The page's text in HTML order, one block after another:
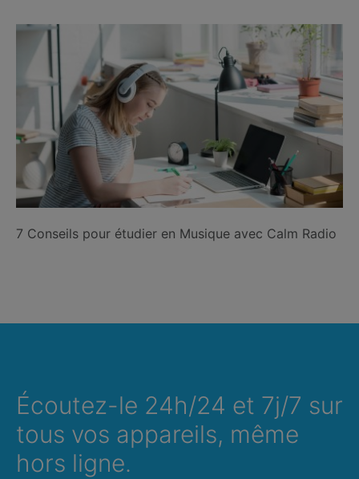
7 Conseils pour étudier en Musique avec Calm Radio
Écoutez-le 24h/24 et 7j/7 sur
tous vos appareils, même
hors ligne.